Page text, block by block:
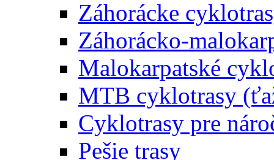
Záhorácke
Záhorácko-
Malokarpatské
MTB cyklotrasy
Cyklotrasy pre
Pešie trasy